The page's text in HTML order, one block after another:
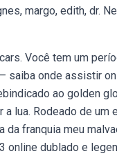
margo, edith, dr.
Você tem um
saiba onde assistir
ao golden
lua. Rodeado de
da franquia meu
online dublado e